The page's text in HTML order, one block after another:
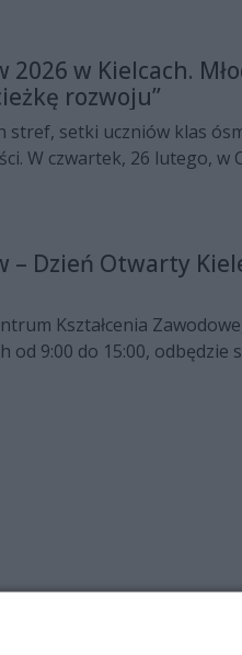
2026 w Kielcach.
rozwoju”
stref, setki uczniów klas
W czwartek, 26 lutego, w
ścieżka rozwoju”.
rynkiem pracy.
– Dzień Otwarty
Kształcenia
od 9:00 do 15:00, odbędzie
stoją przed ważną decyzją